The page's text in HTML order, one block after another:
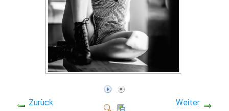
Zurück
Weiter